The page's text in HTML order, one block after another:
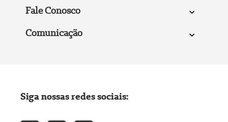
Fale Conosco
Comunicação
Siga nossas redes sociais: